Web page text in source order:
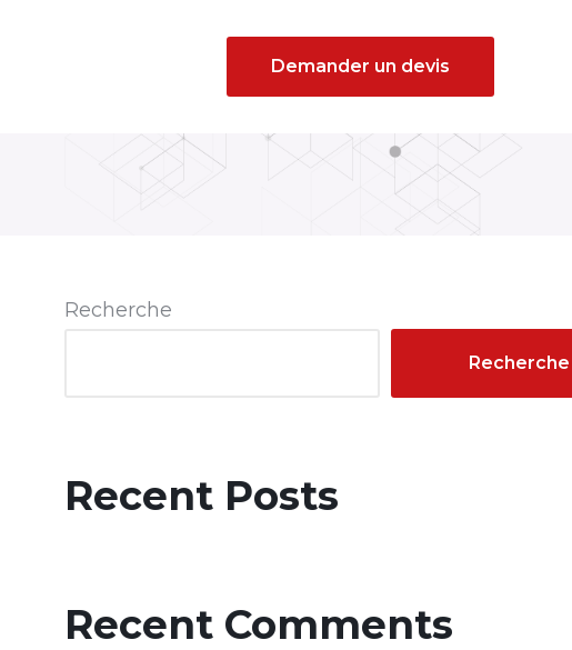
Demander un devis
Recherche
Recherche
Recent Posts
Recent Comments